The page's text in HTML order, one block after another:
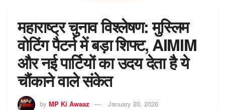
महाराष्ट्र चुनाव विश्लेषण: मुस्लिम
वोटिंग पैटर्न में बड़ा शिफ्ट, AIMIM
और नई पार्टियों का उदय देता है ये
चौंकाने वाले संकेत
by MP Ki Awaaz January 20, 2026